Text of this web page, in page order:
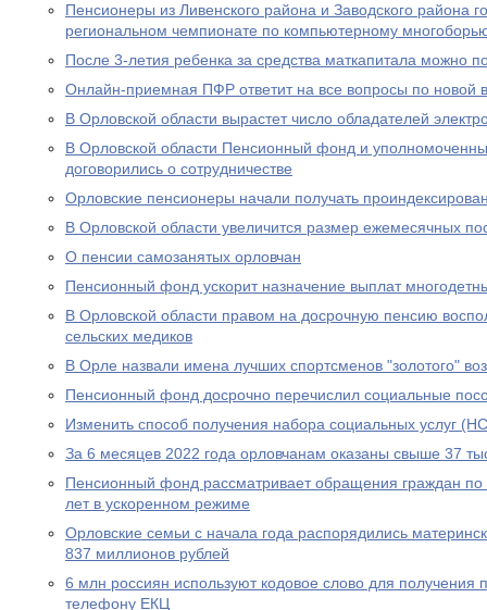
Пенсионеры из Ливенского района и Заводского района
региональном чемпионате по компьютерному
После 3-летия ребенка за средства маткапитала можно
Онлайн-приемная ПФР ответит на все вопросы по новой
В Орловской области вырастет число обладателей
В Орловской области Пенсионный фонд и
договорились о сотрудничестве
Орловские пенсионеры начали получать
В Орловской области увеличится размер ежемесячных
О пенсии самозанятых орловчан
Пенсионный фонд ускорит назначение выплат
В Орловской области правом на досрочную пенсию
сельских медиков
В Орле назвали имена лучших спортсменов "золотого"
Пенсионный фонд досрочно перечислил социальные
Изменить способ получения набора социальных услуг
За 6 месяцев 2022 года орловчанам оказаны свыше 37
Пенсионный фонд рассматривает обращения граждан по
лет в ускоренном режиме
Орловские семьи с начала года распорядились
837 миллионов рублей
6 млн россиян используют кодовое слово для получения
телефону ЕКЦ